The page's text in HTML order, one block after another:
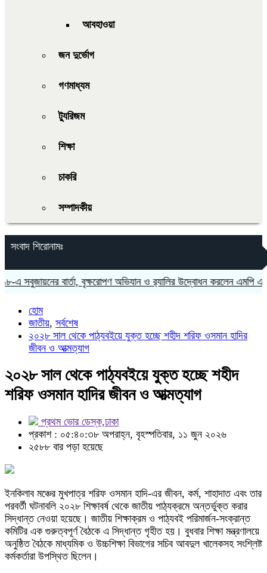
আবহাওয়া
জন দুর্ভোগ
গণমাধ্যম
ট্যুরিজম
শিক্ষা
চাকরি
সম্পাদকীয়
সংবাদ শিরোনামঃ
বার্তা, বৃক্ষরোপণ অভিযান ও র‍্যালির উদ্বোধন করলেন এমপি এস এম
হোম
জাতীয়, সর্বশেষ
২০২৮ সাল থেকে পাঠ্যবইয়ে যুক্ত হচ্ছে শহীদ শরিফ ওসমান হাদির
জীবন ও আত্মত্যাগ
২০২৮ সাল থেকে পাঠ্যবইয়ে যুক্ত হচ্ছে শহীদ
শরিফ ওসমান হাদির জীবন ও আত্মত্যাগ
প্রথম ভোর ডেস্ক,ঢাকা
প্রকাশ : ০৫:৪০:৩৮ অপরাহ্ন, বৃহস্পতিবার, ১১ জুন ২০২৬
২৫৮৮ বার পড়া হয়েছে
ইনকিলাব মঞ্চের মুখপাত্র শরিফ ওসমান হাদি-এর জীবন, কর্ম, শাহাদাত এবং তার
পরবর্তী ঘটনাবলি ২০২৮ শিক্ষাবর্ষ থেকে জাতীয় পাঠ্যক্রমে অন্তর্ভুক্ত করার
সিদ্ধান্ত নেওয়া হয়েছে। জাতীয় শিক্ষাক্রম ও পাঠ্যবই পরিমার্জন-সংক্রান্ত
কমিটির এক গুরুত্বপূর্ণ বৈঠকে এ সিদ্ধান্ত গৃহীত হয়। বুধবার শিক্ষা মন্ত্রণালয়ে
অনুষ্ঠিত বৈঠকে মাধ্যমিক ও উচ্চশিক্ষা বিভাগের সচিব আবদুল খালেকসহ সংশ্লিষ্ট
কর্মকর্তারা উপস্থিত ছিলেন।